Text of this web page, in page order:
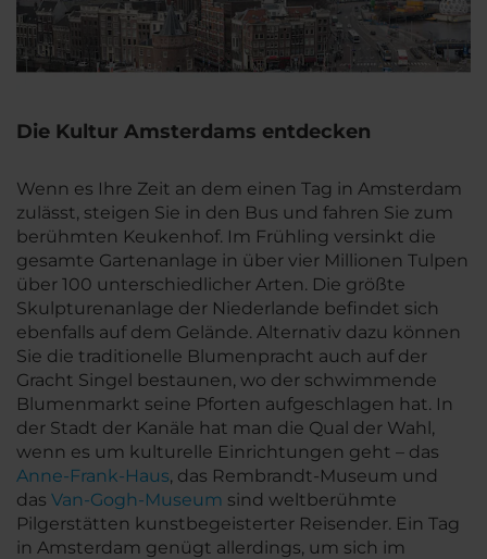
Die Kultur Amsterdams entdecken
Wenn es Ihre Zeit an dem einen Tag in Amsterdam
zulässt, steigen Sie in den Bus und fahren Sie zum
berühmten Keukenhof. Im Frühling versinkt die
gesamte Gartenanlage in über vier Millionen Tulpen
über 100 unterschiedlicher Arten. Die größte
Skulpturenanlage der Niederlande befindet sich
ebenfalls auf dem Gelände. Alternativ dazu können
Sie die traditionelle Blumenpracht auch auf der
Gracht Singel bestaunen, wo der schwimmende
Blumenmarkt seine Pforten aufgeschlagen hat. In
der Stadt der Kanäle hat man die Qual der Wahl,
wenn es um kulturelle Einrichtungen geht – das
Anne-Frank-Haus, das Rembrandt-Museum und
das Van-Gogh-Museum sind weltberühmte
Pilgerstätten kunstbegeisterter Reisender. Ein Tag
in Amsterdam genügt allerdings, um sich im